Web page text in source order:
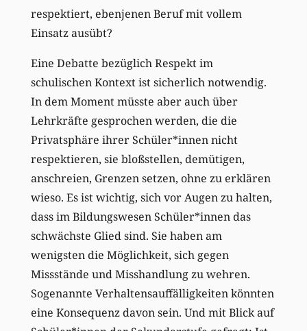
respektiert, ebenjenen Beruf mit vollem
Einsatz ausübt?
Eine Debatte bezüglich Respekt im
schulischen Kontext ist sicherlich notwendig.
In dem Moment müsste aber auch über
Lehrkräfte gesprochen werden, die die
Privatsphäre ihrer Schüler*innen nicht
respektieren, sie bloßstellen, demütigen,
anschreien, Grenzen setzen, ohne zu erklären
wieso. Es ist wichtig, sich vor Augen zu halten,
dass im Bildungswesen Schüler*innen das
schwächste Glied sind. Sie haben am
wenigsten die Möglichkeit, sich gegen
Missstände und Misshandlung zu wehren.
Sogenannte Verhaltensauffälligkeiten könnten
eine Konsequenz davon sein. Und mit Blick auf